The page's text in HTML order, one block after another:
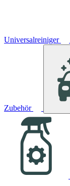
Universalreiniger
Zubehör